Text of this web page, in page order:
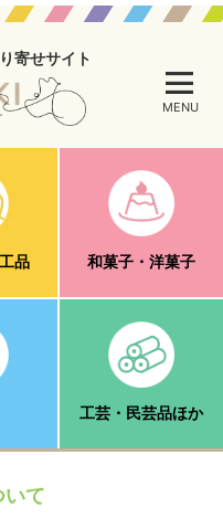
寄せサイト
MENU
品 和菓子・洋菓子
工芸・民芸品ほか
いて